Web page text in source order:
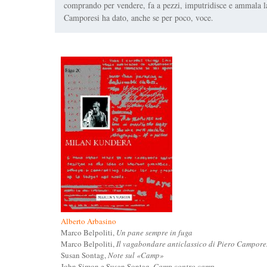
comprando per vendere, fa a pezzi, imputridisce e
Camporesi ha dato, anche se per poco, voce.
Alberto Arbasino
Marco Belpoliti, Un pane sempre in fuga
Marco Belpoliti,Il vagabondare anticlassico di Piero
Susan Sontag,Note sul «Camp»